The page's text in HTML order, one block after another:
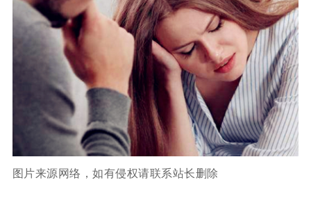
图片来源网络，如有侵权请联系站长删除